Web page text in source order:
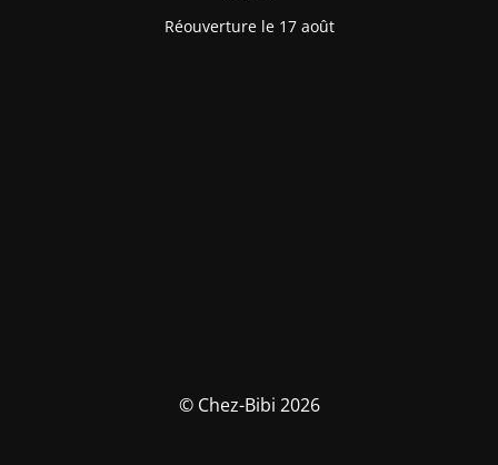
Réouverture le 17 août
© Chez-Bibi 2026